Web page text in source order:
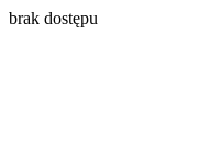
brak dostępu